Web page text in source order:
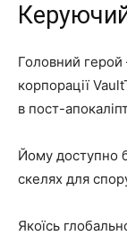
Головний
корпорації
в пост-
Йому доступно
скелях для
Якоїсь